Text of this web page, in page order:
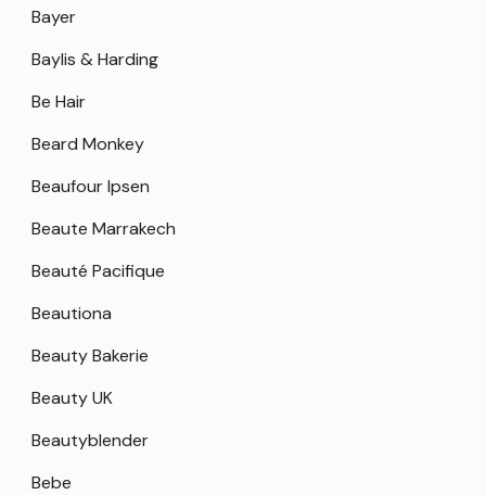
Bayer
Baylis & Harding
Be Hair
Beard Monkey
Beaufour Ipsen
Beaute Marrakech
Beauté Pacifique
Beautiona
Beauty Bakerie
Beauty UK
Beautyblender
Bebe